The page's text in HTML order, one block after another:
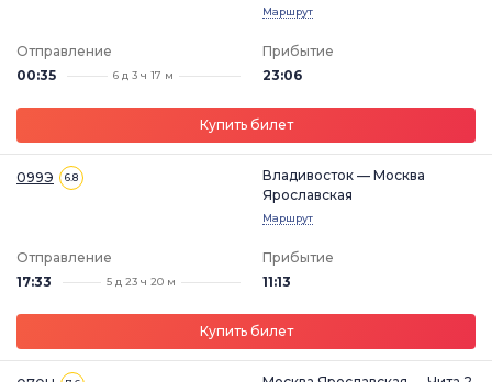
Маршрут
Отправление
00:35
6 д 3 ч 17 м
Прибытие
23:06
Купить билет
099Э 6.8
Владивосток — Москва
Ярославская
Маршрут
Отправление
17:33
5 д 23 ч 20 м
Прибытие
11:13
Купить билет